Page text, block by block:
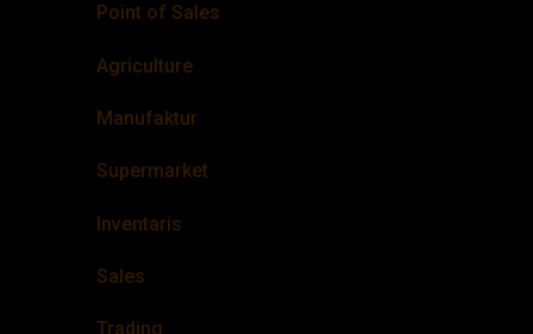
Point of Sales
Agriculture
Manufaktur
Supermarket
Inventaris
Sales
Trading